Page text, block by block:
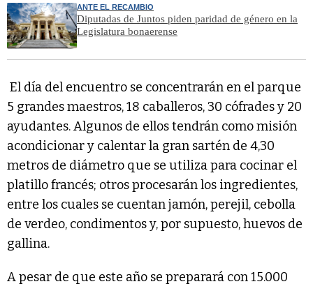
ANTE EL RECAMBIO
Diputadas de Juntos piden paridad de género en la
Legislatura bonaerense
El día del encuentro se concentrarán en el parque
5 grandes maestros, 18 caballeros, 30 cófrades y 20
ayudantes. Algunos de ellos tendrán como misión
acondicionar y calentar la gran sartén de 4,30
metros de diámetro que se utiliza para cocinar el
platillo francés; otros procesarán los ingredientes,
entre los cuales se cuentan jamón, perejil, cebolla
de verdeo, condimentos y, por supuesto, huevos de
gallina.
A pesar de que este año se preparará con 15.000